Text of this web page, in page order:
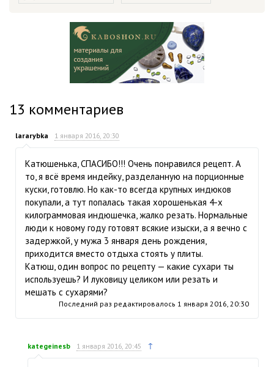
13 комментариев
lararybka 1 января 2016, 20:30
Катюшенька, СПАСИБО!!! Очень понравился рецепт. А
то, я всё время индейку, разделанную на порционные
куски, готовлю. Но как-то всегда крупных индюков
покупали, а тут попалась такая хорошенькая 4-х
килограммовая индюшечка, жалко резать. Нормальные
люди к новому году готовят всякие изыски, а я вечно с
задержкой, у мужа 3 января день рождения,
приходится вместо отдыха стоять у плиты.
Катюш, один вопрос по рецепту — какие сухари ты
используешь? И луковицу целиком или резать и
мешать с сухарями?
Последний раз редактировалось 1 января 2016, 20:30
kategeinesb 1 января 2016, 20:45 ↑